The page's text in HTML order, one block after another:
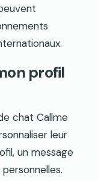
profil
chat Callme
leur
un message